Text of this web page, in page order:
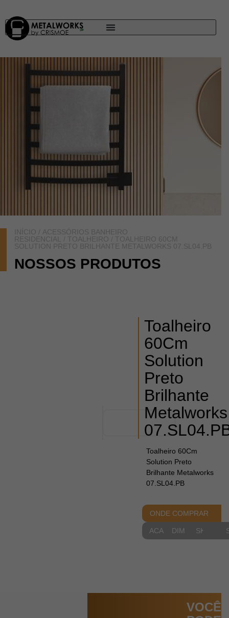
INÍCIO / ACESSÓRIOS BANHEIRO
RESIDENCIAL
/ TOALHEIRO / TOALHEIRO 60CM
SOLUTION PRETO BRILHANTE METALWORKS 07.SL04.PB
NOSSOS PRODUTOS
Toalheiro
60Cm
Solution
Preto
Brilhante
Metalworks
Toalheiro 60Cm
Solution Preto
Brilhante Metalworks
07.SL04.PB
ONDE COMPRAR
ACABAMENTOS
DIMENSIONAIS
VOCÊ